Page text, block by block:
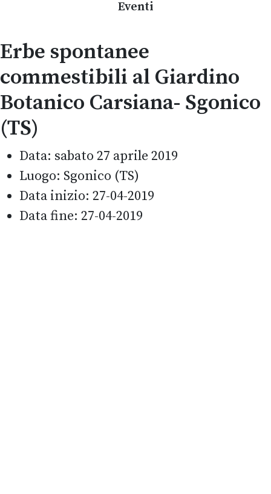
Eventi
Erbe spontanee
commestibili al Giardino
Botanico Carsiana- Sgonico
(TS)
Data: sabato 27 aprile 2019
Luogo: Sgonico (TS)
Data inizio: 27-04-2019
Data fine: 27-04-2019